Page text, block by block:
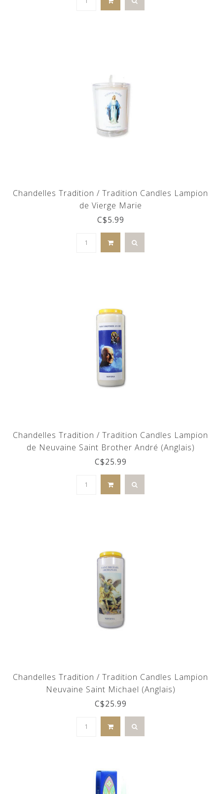
Chandelles Tradition / Tradition Candles Lampion
de Vierge Marie
C$5.99
Chandelles Tradition / Tradition Candles Lampion
de Neuvaine Saint Brother André (Anglais)
C$25.99
Chandelles Tradition / Tradition Candles Lampion
Neuvaine Saint Michael (Anglais)
C$25.99